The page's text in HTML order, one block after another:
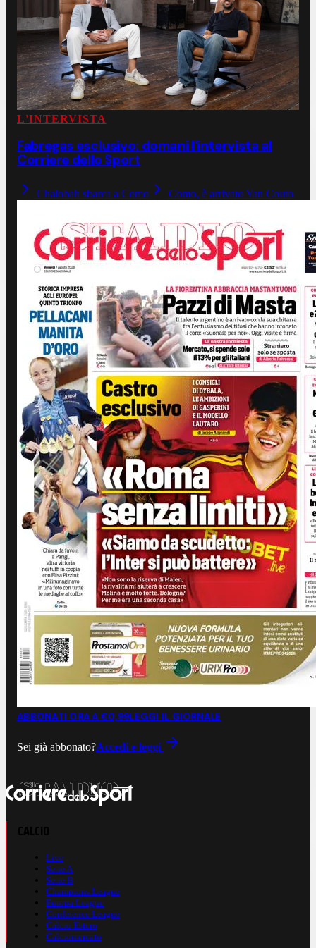
L'INTERVISTA
Fabregas esclusivo: domani l'intervista al
Corriere dello Sport
Chalobah sbarca a Como Como, è arrivato Yan Couto
ABBONATI ORA A €0,99LEGGI IL GIORNALE
Sei già abbonato?Accedi e leggi
Live
Serie A
Serie B
Champions League
Europa League
Conference League
Calcio Estero
Calciomercato